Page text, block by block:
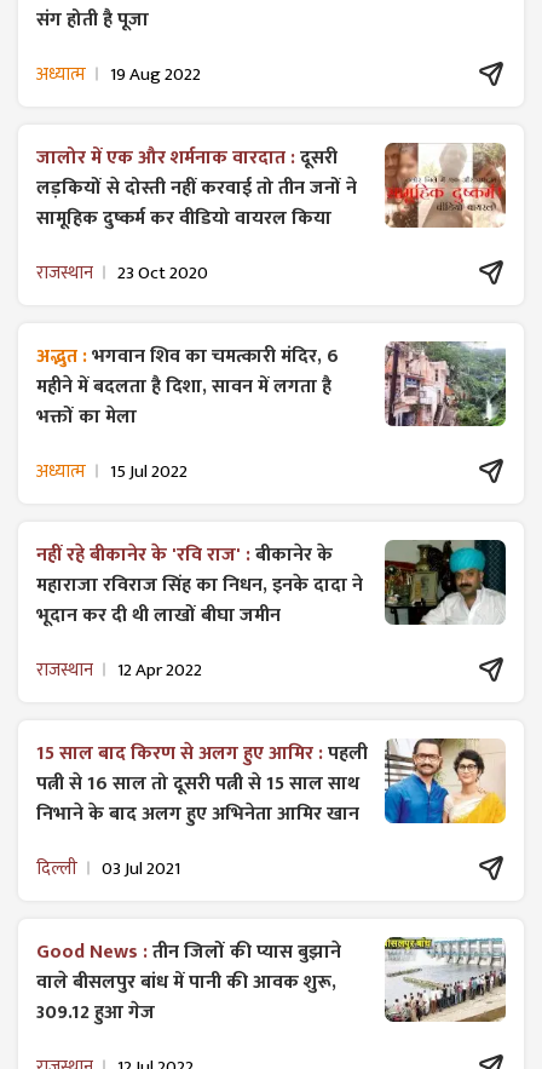
संग होती है पूजा
अध्यात्म 19 Aug 2022
जालोर में एक और शर्मनाक वारदात :दूसरी
लड़कियों से दोस्ती नहीं करवाई तो तीन जनों ने
सामूहिक दुष्कर्म कर वीडियो वायरल किया
राजस्थान 23 Oct 2020
अद्भुत :भगवान शिव का चमत्कारी मंदिर, 6
महीने में बदलता है दिशा, सावन में लगता है
भक्तों का मेला
अध्यात्म 15 Jul 2022
नहीं रहे बीकानेर के 'रवि राज' :बीकानेर के
महाराजा रविराज सिंह का निधन, इनके दादा ने
भूदान कर दी थी लाखों बीघा जमीन
राजस्थान 12 Apr 2022
15 साल बाद किरण से अलग हुए आमिर :पहली
पत्नी से 16 साल तो दूसरी पत्नी से 15 साल साथ
निभाने के बाद अलग हुए अभिनेता आमिर खान
दिल्ली 03 Jul 2021
Good News :तीन जिलों की प्यास बुझाने
वाले बीसलपुर बांध में पानी की आवक शुरू,
309.12 हुआ गेज